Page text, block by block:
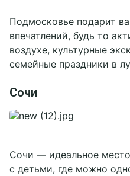
Подмосковье подарит
впечатлений, будь то
воздухе, культурные
семейные праздники в
Сочи
Сочи — идеальное
с детьми, где можно